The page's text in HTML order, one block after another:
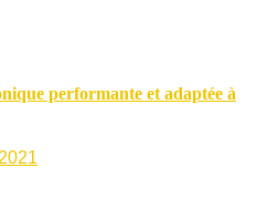
performante et adaptée à